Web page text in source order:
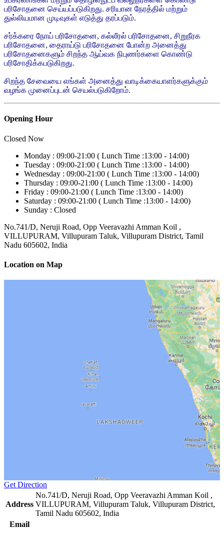
பரிசோதனை செய்யப்படுகிறது. சரியான நேரத்தில் மற்றும்
துல்லியமான முடிவுகள் எடுத்து தரப்படும்.
சர்க்கரை நோய் பரிசோதனை, கல்லீரல் பரிசோதனை, சிறுநீரக
பரிசோதனை, தைராய்டு பரிசோதனை போன்ற அனைத்து
பரிசோதனைகளும் சிறந்த ஆய்வக நிபுணர்களை கொண்டு
பரிசோதிக்கபடுகிறது.
சிறந்த சேவையை எங்கள் அனைத்து வாடிக்கையாளர்களுக்கும்
வழங்க முனைப்புடன் செயல்படுகிறோம்.
Opening Hour
Closed Now
Monday : 09:00-21:00 ( Lunch Time :13:00 - 14:00)
Tuesday : 09:00-21:00 ( Lunch Time :13:00 - 14:00)
Wednesday : 09:00-21:00 ( Lunch Time :13:00 - 14:00)
Thursday : 09:00-21:00 ( Lunch Time :13:00 - 14:00)
Friday : 09:00-21:00 ( Lunch Time :13:00 - 14:00)
Saturday : 09:00-21:00 ( Lunch Time :13:00 - 14:00)
Sunday : Closed
No.741/D, Neruji Road, Opp Veeravazhi Amman Koil ,
VILLUPURAM, Villupuram Taluk, Villupuram District, Tamil
Nadu 605602, India
Location on Map
Get Direction
Address
No.741/D, Neruji Road, Opp Veeravazhi Amman Koil ,
VILLUPURAM, Villupuram Taluk, Villupuram District,
Tamil Nadu 605602, India
Email